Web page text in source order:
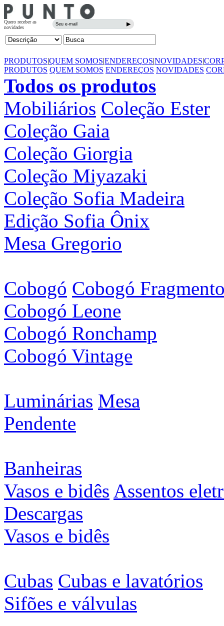
PRODUTOS|QUEM SOMOS|ENDEREÇOS|NOVIDADES|
PRODUTOS QUEM SOMOS ENDEREÇOS NOVIDADES
Todos os produtos
Mobiliários Coleção Ester
Coleção Gaia
Coleção Giorgia
Coleção Miyazaki
Coleção Sofia Madeira
Edição Sofia Ônix
Mesa Gregorio
Cobogó Cobogó
Cobogó Leone
Cobogó Ronchamp
Cobogó Vintage
Luminárias Mesa
Pendente
Banheiras
Vasos e bidês Assentos
Descargas
Vasos e bidês
Cubas Cubas e lavatórios
Sifões e válvulas